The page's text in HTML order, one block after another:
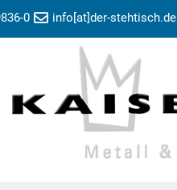
0 info[at]der-stehtisch.de